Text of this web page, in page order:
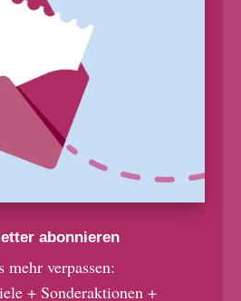
abonnieren
mehr verpassen:
+ Sonderaktionen +